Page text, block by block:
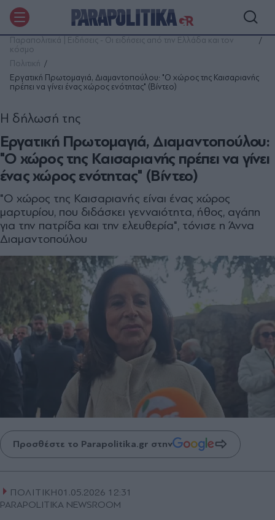
Παραπολιτικά | Ειδήσεις - Οι ειδήσεις από την Ελλάδα και τον
κόσμο
Πολιτική
Εργατική Πρωτομαγιά, Διαμαντοπούλου: "Ο χώρος της Καισαριανής
πρέπει να γίνει ένας χώρος ενότητας" (Βίντεο)
Εργατική Πρωτομαγιά, Διαμαντοπούλου:
"Ο χώρος της Καισαριανής πρέπει να γίνει
ένας χώρος ενότητας" (Βίντεο)
Η δήλωσή της
"Ο χώρος της Καισαριανής είναι ένας χώρος
μαρτυρίου, που διδάσκει γενναιότητα, ήθος, αγάπη
για την πατρίδα και την ελευθερία", τόνισε η Άννα
Διαμαντοπούλου
Προσθέστε το Parapolitika.gr στην
ΠΟΛΙΤΙΚΗ01.05.2026 12:31
PARAPOLITIKA NEWSROOM